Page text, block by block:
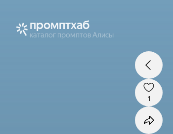
промптхаб
каталог промптов Алисы
1